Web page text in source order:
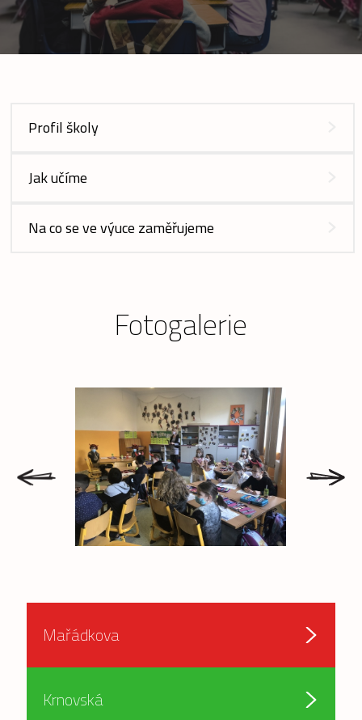
Profil školy
Jak učíme
Na co se ve výuce zaměřujeme
Fotogalerie
Mařádkova
Krnovská